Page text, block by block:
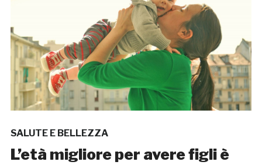
SALUTE E BELLEZZA
L’età migliore per avere figli è